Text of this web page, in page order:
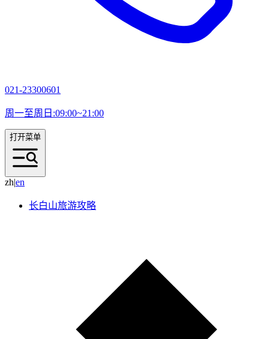
021-23300601
周一至周日:09:00~21:00
打开菜单
zh|en
长白山旅游攻略